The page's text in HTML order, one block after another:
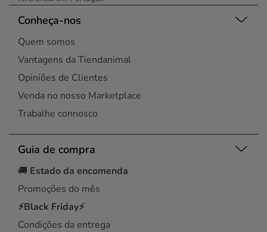
Conheça-nos
Quem somos
Vantagens da Tiendanimal
Opiniões de Clientes
Venda no nosso Marketplace
Trabalhe connosco
Guia de compra
🚚 Estado da encomenda
Promoções do mês
⚡Black Friday⚡
Condições da entrega